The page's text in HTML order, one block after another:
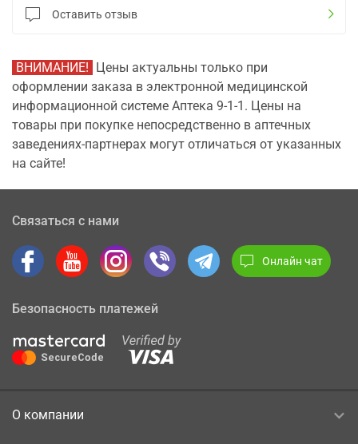
Оставить отзыв
ВНИМАНИЕ! Цены актуальны только при
оформлении заказа в электронной медицинской
информационной системе Аптека 9-1-1. Цены на
товары при покупке непосредственно в аптечных
заведениях-партнерах могут отличаться от указанных
на сайте!
Связаться с нами
Онлайн чат
Безопасность платежей
О компании